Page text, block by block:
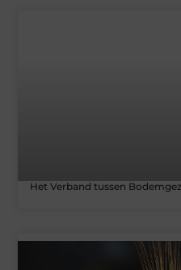
Het Verband tussen